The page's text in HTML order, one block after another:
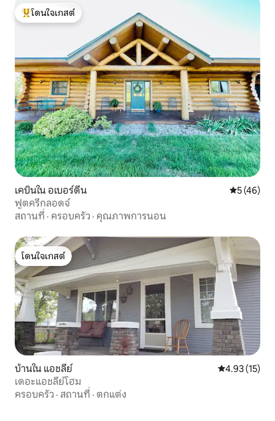
โดนใจเกสต์ที่สุด
โดนใจเกสต์
เคบินใน อเบอร์ดีน คะแนนเฉลี่
5 (46)
ฟูตครีกลอดจ์
สถานที่ · ครอบครัว · คุณภาพการนอน
โดนใจเกสต์
โดนใจเกสต์
บ้านใน แอชลีย์ คะแนนเฉลี่ย
4.93 (15)
เดอะแอชลีย์โฮม
ครอบครัว · สถานที่ · ตกแต่ง